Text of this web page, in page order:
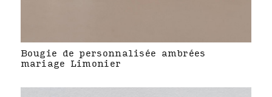
Bougie de personnalisée ambrées
mariage Limonier